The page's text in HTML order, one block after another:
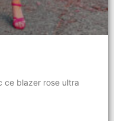
ce blazer rose ultra